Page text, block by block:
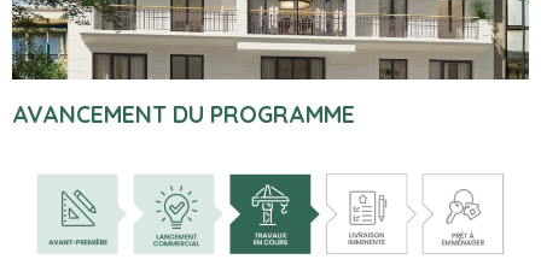
AVANCEMENT DU PROGRAMME